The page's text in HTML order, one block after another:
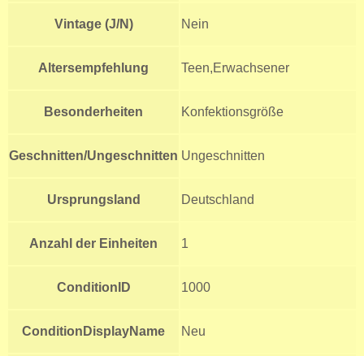
Vintage (J/N) Nein
Altersempfehlung Teen,Erwachsener
Besonderheiten Konfektionsgröße
Geschnitten/Ungeschnitten Ungeschnitten
Ursprungsland Deutschland
Anzahl der Einheiten 1
ConditionID 1000
ConditionDisplayName Neu